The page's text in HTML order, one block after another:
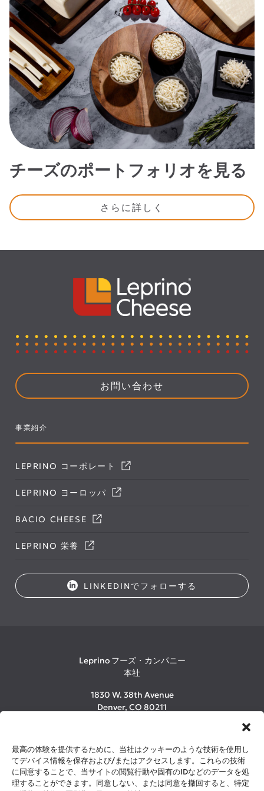
最高の体験を提供するために、当社はクッキーのような技術を使用し
てデバイス情報を保存および/またはアクセスします。これらの技術
に同意することで、当サイトの閲覧行動や固有のIDなどのデータを処
理することができます。同意しない、または同意を撤回すると、特定
チーズのポートフォリオを見る
さらに詳しく
お問い合わせ
事業紹介
LEPRINO コーポレート
LEPRINO ヨーロッパ
BACIO CHEESE
LEPRINO 栄養
LINKEDINでフォローする
Leprino フーズ・カンパニー
本社
1830 W. 38th Avenue
Denver, CO 80211
©2026 Leprino Foods Company. All Rights Reserved.